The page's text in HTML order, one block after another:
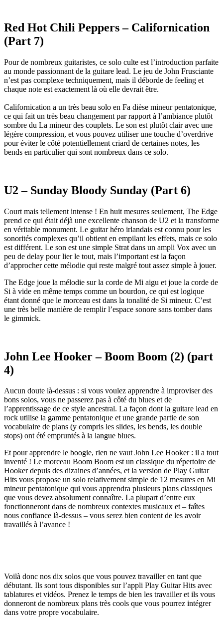
Red Hot Chili Peppers – Californication
(Part 7)
Pour de nombreux guitaristes, ce solo culte est l’introduction parfaite
au monde passionnant de la guitare lead. Le jeu de John Frusciante
n’est pas complexe techniquement, mais il déborde de feeling et
chaque note est exactement là où elle devrait être.
Californication a un très beau solo en Fa dièse mineur pentatonique,
ce qui fait un très beau changement par rapport à l’ambiance plutôt
sombre du La mineur des couplets. Le son est plutôt clair avec une
légère compression, et vous pouvez utiliser une touche d’overdrive
pour éviter le côté potentiellement criard de certaines notes, les
bends en particulier qui sont nombreux dans ce solo.
U2 – Sunday Bloody Sunday (Part 6)
Court mais tellement intense ! En huit mesures seulement, The Edge
prend ce qui était déjà une excellente chanson de U2 et la transforme
en véritable monument. Le guitar héro irlandais est connu pour les
sonorités complexes qu’il obtient en empilant les effets, mais ce solo
est différent. Le son est une simple Strat dans un ampli Vox avec un
peu de delay pour lier le tout, mais l’important est la façon
d’approcher cette mélodie qui reste malgré tout assez simple à jouer.
The Edge joue la mélodie sur la corde de Mi aigu et joue la corde de
Si à vide en même temps comme un bourdon, ce qui est logique
étant donné que le morceau est dans la tonalité de Si mineur. C’est
une très belle manière de remplir l’espace sonore sans tomber dans
le gimmick.
John Lee Hooker – Boom Boom (2) (part
4)
Aucun doute là-dessus : si vous voulez apprendre à improviser des
bons solos, vous ne passerez pas à côté du blues et de
l’apprentissage de ce style ancestral. La façon dont la guitare lead en
rock utilise la gamme pentatonique et une grande partie de son
vocabulaire de plans (y compris les slides, les bends, les double
stops) ont été empruntés à la langue blues.
Et pour apprendre le boogie, rien ne vaut John Lee Hooker : il a tout
inventé ! Le morceau Boom Boom est un classique du répertoire de
Hooker depuis des dizaines d’années, et la version de Play Guitar
Hits vous propose un solo relativement simple de 12 mesures en Mi
mineur pentatonique qui vous apprendra plusieurs plans classiques
que vous devez absolument connaître. La plupart d’entre eux
fonctionneront dans de nombreux contextes musicaux et – faîtes
nous confiance là-dessus – vous serez bien content de les avoir
travaillés à l’avance !
Voilà donc nos dix solos que vous pouvez travailler en tant que
débutant. Ils sont tous disponibles sur l’appli Play Guitar Hits avec
tablatures et vidéos. Prenez le temps de bien les travailler et ils vous
donneront de nombreux plans très cools que vous pourrez intégrer
dans votre propre vocabulaire.